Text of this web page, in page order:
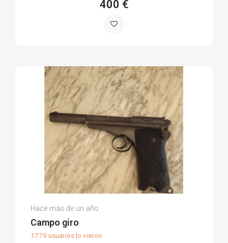
400 €
Ramón Luis P.
Hace más de un año
Campo giro
1779 usuarios lo vieron